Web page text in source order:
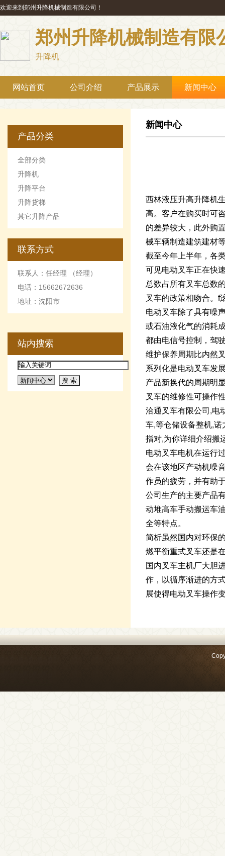
欢迎来到郑州升降机械制造有限公司！
郑州升降机械制造有限
升降机
网站首页 公司介绍 产品展示 新闻中心
产品分类
全部分类
升降机
升降平台
升降货梯
其它升降产品
联系方式
联系人：任经理 （经理）
电话：15662672636
地址：沈阳市
站内搜索
新闻中心
西林液压升高升降机
高。客户在购买时可
的差异较大，此外购
械车辆制造建筑建材
截至今年上半年，各
可见电动叉车正在快
总数占所有叉车总数
叉车的政策相吻合。f
电动叉车除了具有噪
或石油液化气的消耗
都由电信号控制，驾
维护保养周期比内然
系列化是电动叉车发
产品新换代的周期明
叉车的维修性可操作
洽通叉车有限公司,电
车,等仓储设备整机,
指对,为你详细介绍搬
电动叉车电机在运行
会在该地区产动机噪
作员的疲劳，并有助
公司生产的主要产品
动堆高车手动搬运车
全等特点。
简析虽然国内对环保
燃平衡重式叉车还是
国内叉车主机厂大胆
作，以循序渐进的方
展使得电动叉车操作